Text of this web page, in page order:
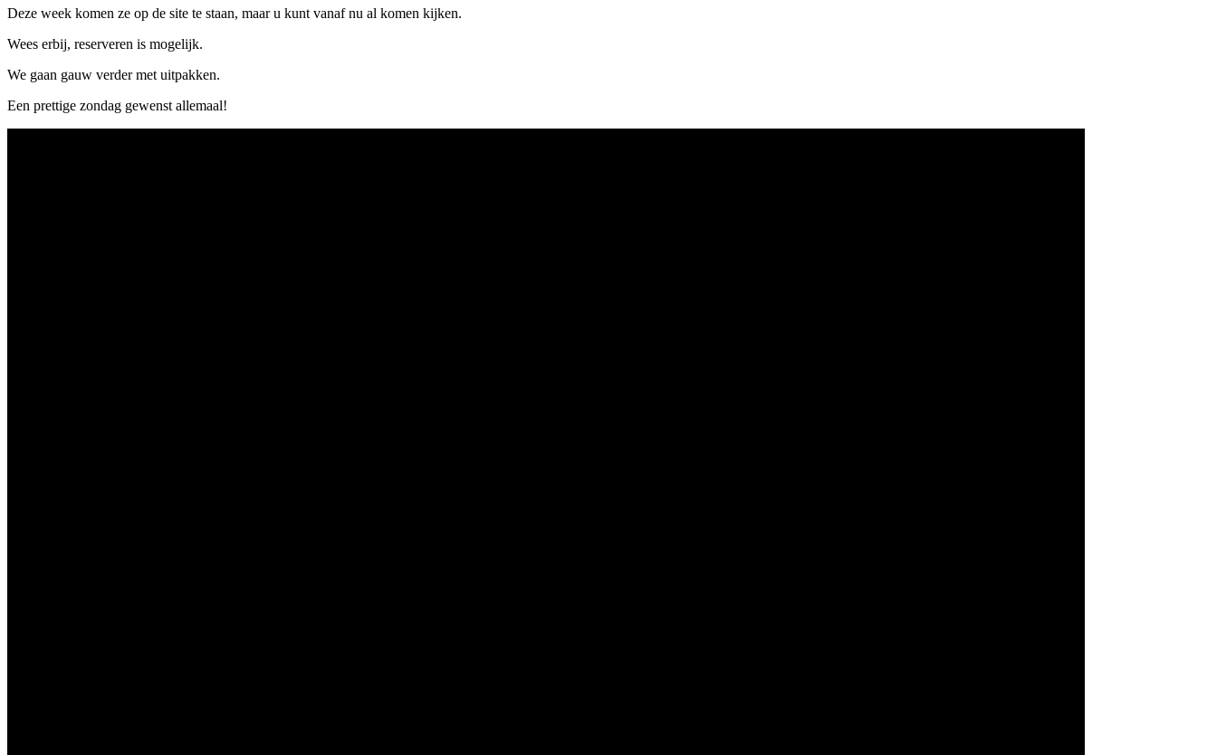
Deze week komen ze op de site te staan, maar u kunt vanaf nu al komen kijken.
Wees erbij, reserveren is mogelijk.
We gaan gauw verder met uitpakken.
Een prettige zondag gewenst allemaal!